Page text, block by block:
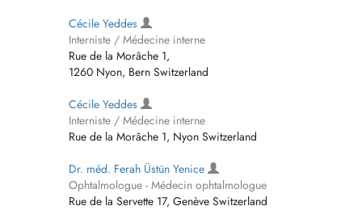
Cécile Yeddes
Interniste / Médecine interne
Rue de la Morâche 1,
1260 Nyon, Bern Switzerland
Cécile Yeddes
Interniste / Médecine interne
Rue de la Morâche 1, Nyon Switzerland
Dr. méd. Ferah Üstün Yenice
Ophtalmologue - Médecin ophtalmologue
Rue de la Servette 17, Genève Switzerland